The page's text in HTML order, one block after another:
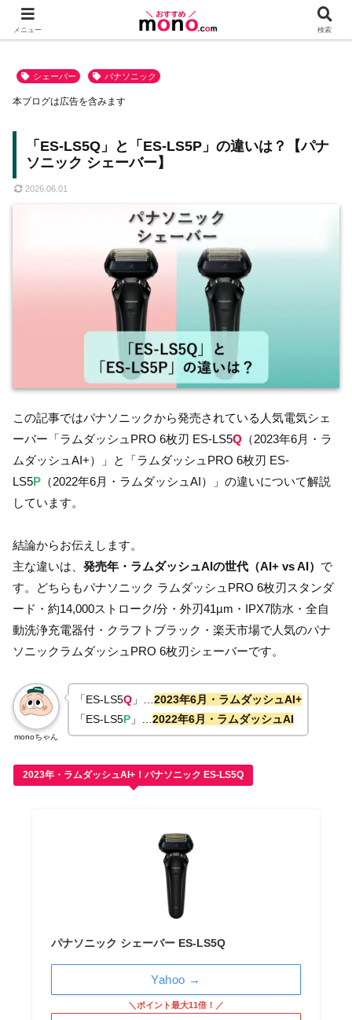
シェーバー パナソニック
「ES-LS5Q」と「ES-LS5P」の違いは？【パナ
ソニック シェーバー】
2026.06.01
本ブログは広告を含みます
この記事ではパナソニックから発売されている人気電気シェ
ーバー「ラムダッシュPRO 6枚刃 ES-LS5Q （2023年6月・ラ
ムダッシュAI+）」と「ラムダッシュPRO 6枚刃 ES-
LS5P （2022年6月・ラムダッシュAI）」の違いについて解説
しています。
結論からお伝えします。
主な違いは、 発売年・ラムダッシュAIの世代（AI+ vs AI） で
す。どちらもパナソニック ラムダッシュPRO 6枚刃スタンダ
ード・約14,000ストローク/分・外刃41µm・IPX7防水・全自
動洗浄充電器付・クラフトブラック・楽天市場で人気のパナ
ソニックラムダッシュPRO 6枚刃シェーバーです。
monoちゃん
「ES-LS5Q 」… 2023年6月・ラムダッシュAI+
「ES-LS5P 」… 2022年6月・ラムダッシュAI
2023年・ラムダッシュAI+！パナソニック ES-LS5Q
パナソニック シェーバー ES-LS5Q
＼ポイント最大11倍！／
Yahoo →
メニュー 検索